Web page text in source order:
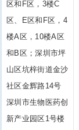
区和F区，3楼C
区、E区和F区，4
楼A区，10楼A区
和B区；深圳市坪
山区坑梓街道金沙
社区金辉路14号
深圳市生物医药创
新产业园区1号楼